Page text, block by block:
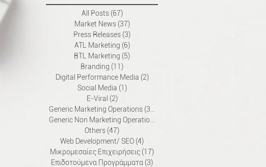
πραγματικά.
All Posts (67)67 Αναρτήσεις
Market News (37)37 Αναρτήσεις
Press Releases (3)
ATL Marketing (6)6 Αναρτήσεις
BTL Marketing (5)
Branding (11)
Digital Performance Media (2)2 Αναρτήσεις
Social Media (1)1 Ανάρτηση
E-Viral (2)2 Αναρτήσεις
Generic Marketing Operations (38)
Others (47)
Web Development/ SEO (4)
Μικρομεσαίες Επιχειρήσεις (17)
Επιδοτούμενα Προγράμματα (3)